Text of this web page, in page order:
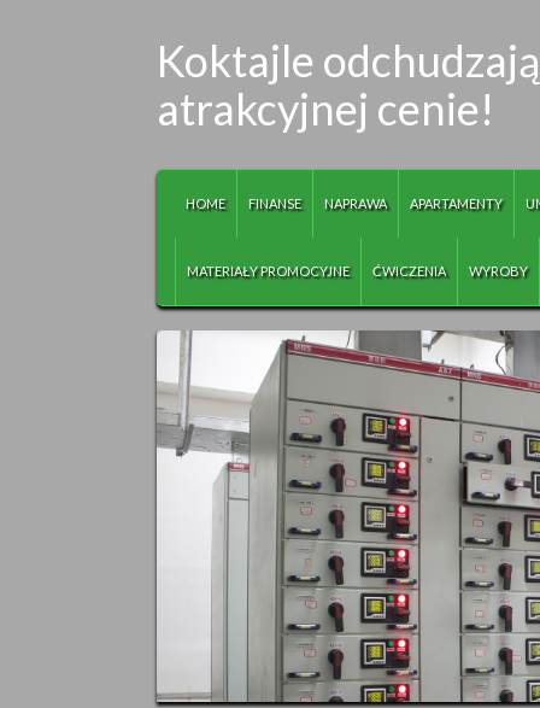
Koktajle
atrakcyjnej cenie!
HOME FINANSE NAPRAWA APARTAMENTY
MATERIAŁY PROMOCYJNE ĆWICZENIA WYROBY